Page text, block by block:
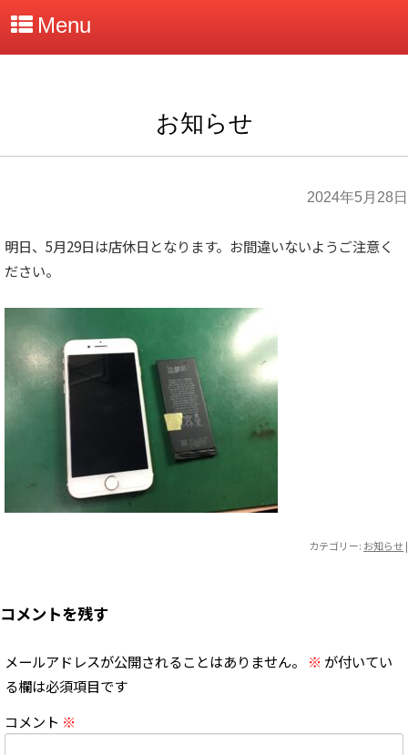
Menu
お知らせ
2024年5月28日
明日、5月29日は店休日となります。お間違いないようご注意く
ださい。
カテゴリー: お知らせ |
コメントを残す
メールアドレスが公開されることはありません。 ※ が付いてい
る欄は必須項目です
コメント ※